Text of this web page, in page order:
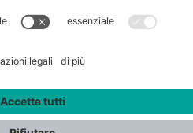
pochi articoli
IVA inclusa più spese di